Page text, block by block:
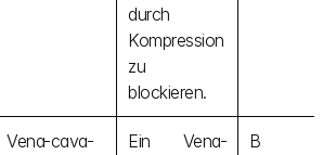
durch
Kompression
zu
blockieren.
Vena-cava-
Ein Vena-
B